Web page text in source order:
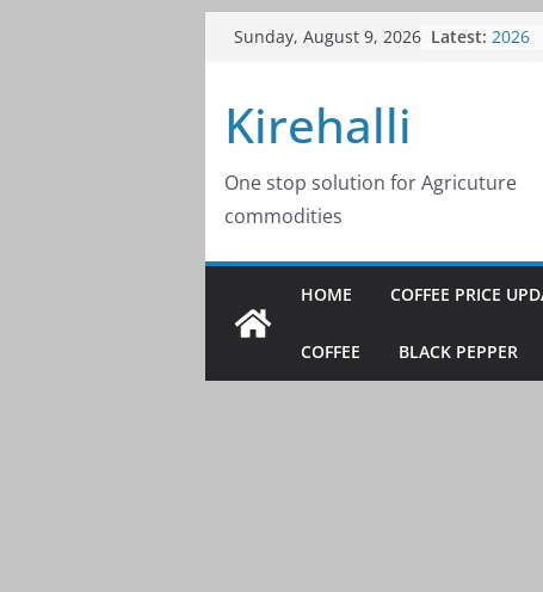
SkipSunday, August 9, 2026 Latest:
Kirehalli
One stop solution for Agricuture
commodities
HOME COFFEE PRICE
COFFEE BLACK PEPPER